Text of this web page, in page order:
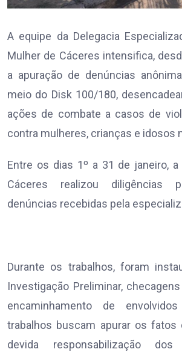
A equipe da Delegacia
Mulher de Cáceres intensifica,
a apuração de denúncias
meio do Disk 100/180,
ações de combate a casos de
contra mulheres, crianças e idosos
Entre os dias 1º a 31 de janeiro, a
Cáceres realizou diligências
denúncias recebidas pela
Durante os trabalhos, foram
Investigação Preliminar,
encaminhamento de
trabalhos buscam apurar os fatos
devida responsabilização